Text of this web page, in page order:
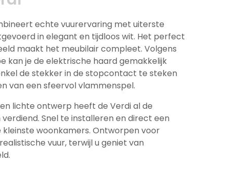
echte vuurervaring met uiterste
in elegant en tijdloos wit. Het perfect
maakt het meubilair compleet. Volgens
kan je de elektrische haard gemakkelijk
de stekker in de stopcontact te steken
van een sfeervol vlammenspel.
lichte ontwerp heeft de Verdi al de
Snel te installeren en direct een
kleinste woonkamers. Ontworpen voor
vuur, terwijl u geniet van